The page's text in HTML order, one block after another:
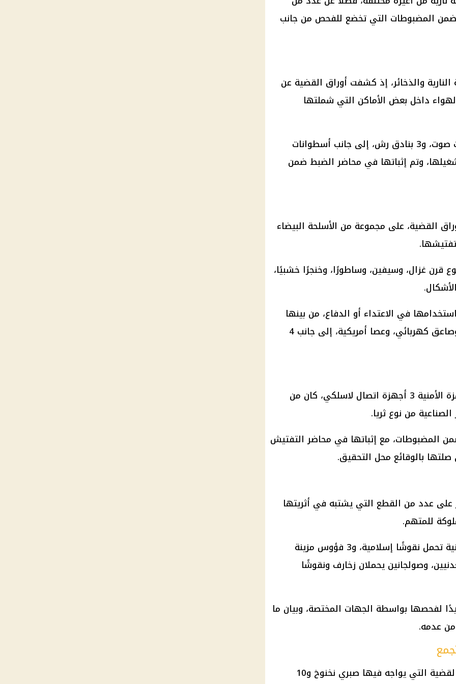
ضمن المضبوطات التي تخضع للفحص من جانب
والذخائر، إذ كشفت أوراق القضية عن
داخل بعض الأماكن التي شملتها
وشملت هذه المضبوطات 3 طبنجات صوت، و3 بنادق رش، إلى جانب أسطوانات
وتم إثباتها في محاضر الضبط ضمن
القضية، على مجموعة من الأسلحة البيضاء
غزال، وسيفين، وساطورًا، وخنجرًا خشبيًا،
في الاعتداء أو الدفاع، من بينها
عصا خشبية دونك، وعصا بيسبول، وصاعق كهربائي، وعصا أمريكية، إلى جانب 4
وخلال أعمال الفحص، ضبطت الأجهزة الأمنية 3 أجهزة اتصال لاسلكي، كان من
من نوع ثريا.
المضبوطات، مع إثباتها في محاضر التفتيش
بالوقائع محل التحقيق.
عدد من القطع التي يشتبه في أثريتها
للمتهم.
وتضمنت المضبوطات 3 أباريق معدنية تحمل نقوشًا إسلامية، و3 فؤوس مزينة
وصولجانين يحملان زخارف ونقوشًا
لفحصها بواسطة الجهات المختصة، وبيان ما
من عدمه.
تأتي هذه المضبوطات ضمن ملف القضية التي يواجه فيها صبري نخنوخ و10